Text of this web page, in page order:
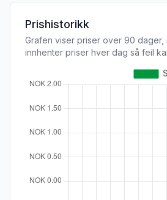
Prishistorikk
Grafen viser priser over 90 dager,
innhenter priser hver dag så feil